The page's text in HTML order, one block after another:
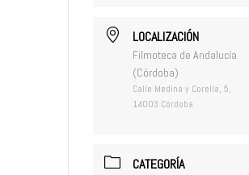
LOCALIZACIÓN
Filmoteca de Andalucía
(Córdoba)
Calle Medina y Corella, 5,
14003 Córdoba
CATEGORÍA